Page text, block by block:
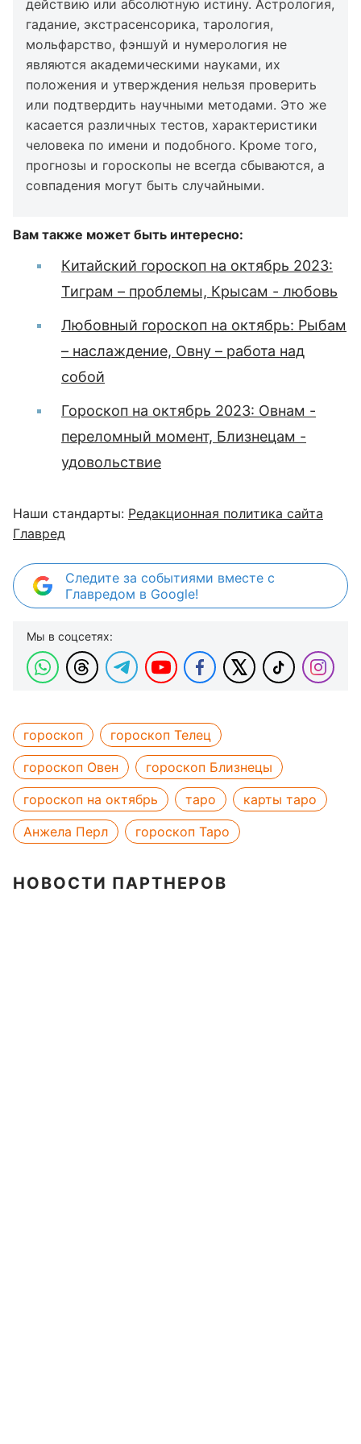
действию или абсолютную истину. Астрология,
гадание, экстрасенсорика, тарология,
мольфарство, фэншуй и нумерология не
являются академическими науками, их
положения и утверждения нельзя проверить
или подтвердить научными методами. Это же
касается различных тестов, характеристики
человека по имени и подобного. Кроме того,
прогнозы и гороскопы не всегда сбываются, а
совпадения могут быть случайными.
Вам также может быть интересно:
Китайский гороскоп на октябрь 2023:
Тиграм – проблемы, Крысам - любовь
Любовный гороскоп на октябрь: Рыбам
– наслаждение, Овну – работа над
собой
Гороскоп на октябрь 2023: Овнам -
переломный момент, Близнецам -
удовольствие
Наши стандарты: Редакционная политика сайта
Главред
Следите за событиями вместе с
Главредом в Google!
Мы в соцсетях:
гороскоп
гороскоп Телец
гороскоп Овен
гороскоп Близнецы
гороскоп на октябрь
таро
карты таро
Анжела Перл
гороскоп Таро
НОВОСТИ ПАРТНЕРОВ